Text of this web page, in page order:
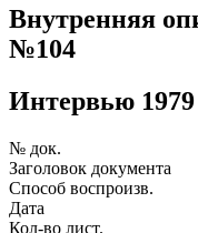
Внутренняя
№104
Интервью 1979
№ док.
Заголовок документа
Способ воспроизв.
Дата
Кол-во лист.